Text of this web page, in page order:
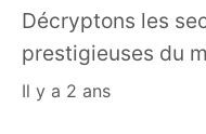
Décryptons les
prestigieuses du
il y a 2 ans